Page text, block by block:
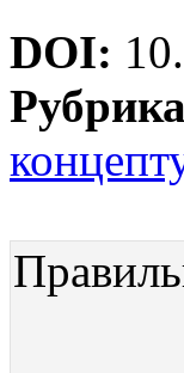
DOI:
Рубрика